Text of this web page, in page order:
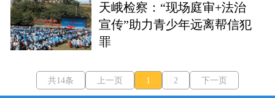
天峨检察：“现场庭审+法治
宣传”助力青少年远离帮信犯
罪
共14条 上一页 1 2 下一页